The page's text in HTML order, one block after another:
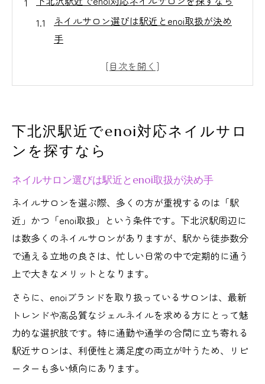
ネイルサロン選びは駅近とenoi取扱が決め
手
下北沢駅周辺でenoi取り扱いネイルサロン
ネイルサロン選択で重視すべきenoiブラン
ドの特徴
下北沢駅近くのネイルサロンでenoi対応店
を探すコツ
enoiネイルの魅力を下北沢駅エリアで体験
ネイルサロンで話題のenoiマグネットネイ
ルを楽しむ
下北沢駅エリアでenoiネイルサロンに通う
ネイルサロンのenoiデザインで叶うトレン
ド感
下北沢駅近enoi取扱ネイルサロンの選び方
ネイルサロンでenoiジェルネイルの仕上が
下北沢駅近でenoi対応ネイルサロ
ンを探すなら
ネイルサロン選びは駅近とenoi取扱が決め手
ネイルサロンを選ぶ際、多くの方が重視するのは「駅
近」かつ「enoi取扱」という条件です。下北沢駅周辺に
は数多くのネイルサロンがありますが、駅から徒歩数分
で通える立地の良さは、忙しい日常の中で定期的に通う
上で大きなメリットとなります。
さらに、enoiブランドを取り扱っているサロンは、最新
トレンドや高品質なジェルネイルを求める方にとって魅
力的な選択肢です。特に通勤や通学の合間に立ち寄れる
駅近サロンは、利便性と満足度の両立が叶うため、リピ
ーターも多い傾向にあります。